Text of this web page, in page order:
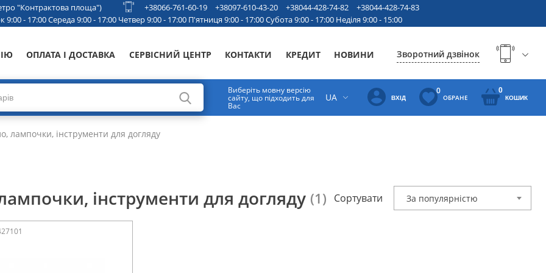
"Контрактова площа") +38066-761-60-19 +38097-610-43-20 +38044-428-74-82
+38044-428-74-83
9:00 - 17:00 Середа 9:00 - 17:00 Четвер 9:00 - 17:00 П'ятниця 9:00 - 17:00 Субота 9:00 - 17:00 Неділя 9:00 - 15:00
ОПЛАТА І ДОСТАВКА СЕРВІСНИЙ ЦЕНТР КОНТАКТИ КРЕДИТ НОВИНИ Зворотний дзвінок
Виберіть мовну версію
сайту, що підходить для
Вас
UA ВХІД
0
ОБРАНЕ
0
КОШИК
лампочки, інструменти для догляду
інструменти для догляду (1) Сортувати За популярністю